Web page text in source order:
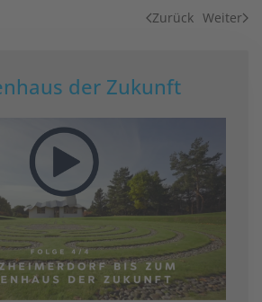
Zurück Weiter
der Zukunft